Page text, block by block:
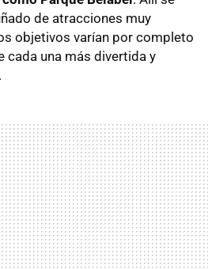
de atracciones muy
objetivos varían por completo
cada una más divertida y